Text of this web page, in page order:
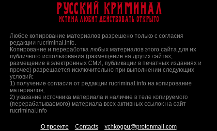
Русский Криминал
Истина любит действовать открыто
Любое копирование материалов разрешено только с согласия
редакции rucriminal.info.
Копирование и переработка любых материалов этого сайта для их
публичного использования (размещение на других сайтах,
размещение в электронных СМИ, публикации в печатных изданиях и
прочее) разрешается исключительно при выполнении следующих
условий:
1) получение согласия от редакции rucriminal.info на копирование
материалов;
2) указание источника материала и наличие в теле копируемого
(перерабатываемого) материала всех активных ссылок на сайт
rucriminal.info
О проекте Contacts vchkogpu@protonmail.com